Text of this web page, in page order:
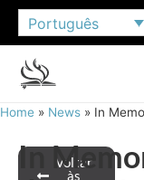
Português
Home » News » In
Voltar
às
In